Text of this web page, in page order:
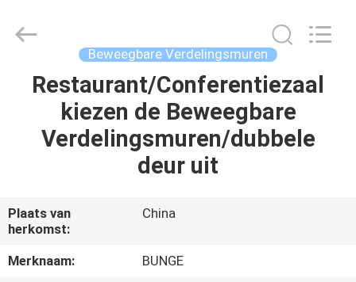
HUIS
PRODUCTEN
ONS
FABRIEKSREIS
Material
Industrial
Beweegbare Verdelingsmuren
Restaurant/Conferentiezaal
kiezen de Beweegbare
Verdelingsmuren/dubbele
deur uit
Plaats van
herkomst:
China
Merknaam:
BUNGE